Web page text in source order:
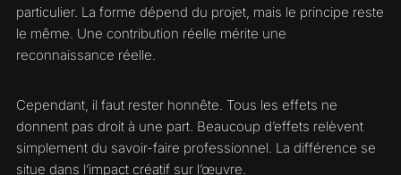
particulier. La forme dépend du projet, mais le principe reste
le même. Une contribution réelle mérite une
reconnaissance réelle.
Cependant, il faut rester honnête. Tous les effets ne
donnent pas droit à une part. Beaucoup d’effets relèvent
simplement du savoir-faire professionnel. La différence se
situe dans l’impact créatif sur l’œuvre.